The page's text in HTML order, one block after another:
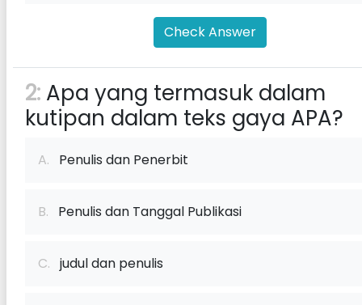
Check Answer
2: Apa yang termasuk dalam
kutipan dalam teks gaya APA?
A. Penulis dan Penerbit
B. Penulis dan Tanggal Publikasi
C. judul dan penulis